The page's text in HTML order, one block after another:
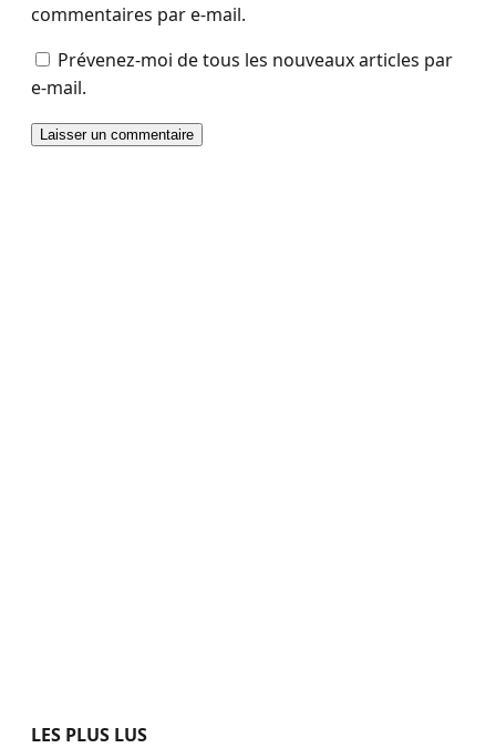
commentaires par e-mail.
Prévenez-moi de tous les nouveaux articles par
e-mail.
LES PLUS LUS